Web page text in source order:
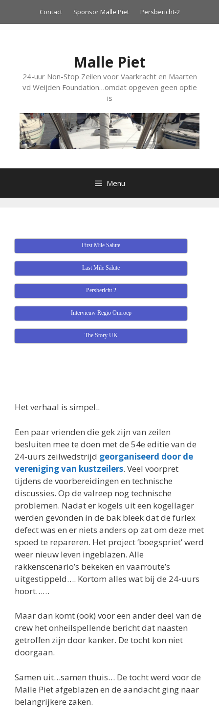
Contact Sponsor Malle Piet Persbericht-2
Malle Piet
24-uur Non-Stop Zeilen voor Vaarkracht en Maarten
vd Weijden Foundation…omdat opgeven geen optie
is
Menu
First Mile Salute
Last Mile Salute
Persbericht 2
Intervieuw Regio Omroep
The Story UK
Het verhaal is simpel..
Een paar vrienden die gek zijn van zeilen
besluiten mee te doen met de 54e editie van de
24-uurs zeilwedstrijd georganiseerd door de
vereniging van kustzeilers. Veel voorpret
tijdens de voorbereidingen en technische
discussies. Op de valreep nog technische
problemen. Nadat er kogels uit een kogellager
werden gevonden in de bak bleek dat de furlex
defect was en er niets anders op zat om deze met
spoed te repareren. Het project ‘boegspriet’ werd
weer nieuw leven ingeblazen. Alle
rakkenscenario’s bekeken en vaarroute’s
uitgestippeld…. Kortom alles wat bij de 24-uurs
hoort……
Maar dan komt (ook) voor een ander deel van de
crew het onheilspellende bericht dat naasten
getroffen zijn door kanker. De tocht kon niet
doorgaan.
Samen uit…samen thuis… De tocht werd voor de
Malle Piet afgeblazen en de aandacht ging naar
belangrijkere zaken.